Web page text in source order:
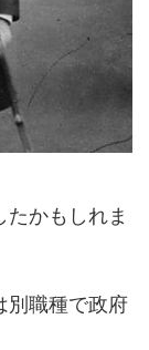
かもしれま
別職種で政府